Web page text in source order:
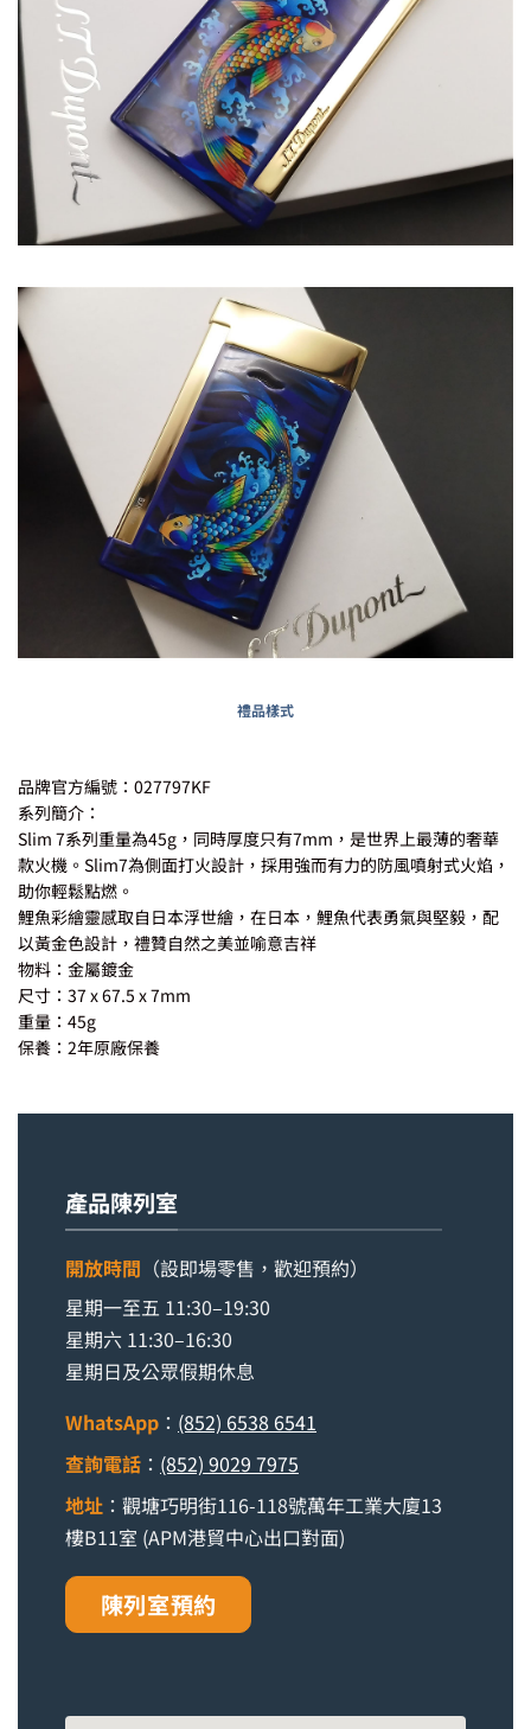
禮品樣式
品牌官方編號：027797KF
系列簡介：
Slim 7系列重量為45g，同時厚度只有7mm，是世界上最薄的奢華
款火機。Slim7為側面打火設計，採用強而有力的防風噴射式火焰，
助你輕鬆點燃。
鯉魚彩繪靈感取自日本浮世繪，在日本，鯉魚代表勇氣與堅毅，配
以黃金色設計，禮贊自然之美並喻意吉祥
物料：金屬鍍金
尺寸：37 x 67.5 x 7mm
重量：45g
保養：2年原廠保養
產品陳列室
開放時間 （設即場零售，歡迎預約）
星期一至五 11:30–19:30
星期六 11:30–16:30
星期日及公眾假期休息
WhatsApp ： (852) 6538 6541
查詢電話 ： (852) 9029 7975
地址 ：觀塘巧明街116-118號萬年工業大廈13
樓B11室 (APM港貿中心出口對面)
陳列室預約